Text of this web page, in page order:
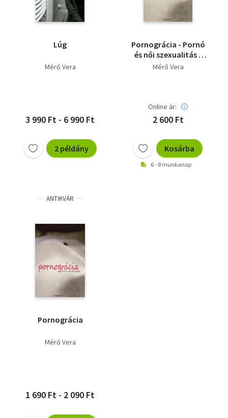
Lúg
Mérő Vera
3 990 Ft - 6 990 Ft
2 példány
Pornográcia - Pornó
és női szexualitás -
Vad Katalin (Michelle
Mérő Vera
Online ár:
2 600 Ft
Kosárba
6 - 8 munkanap
ANTIKVÁR
Pornográcia
Mérő Vera
1 690 Ft - 2 090 Ft